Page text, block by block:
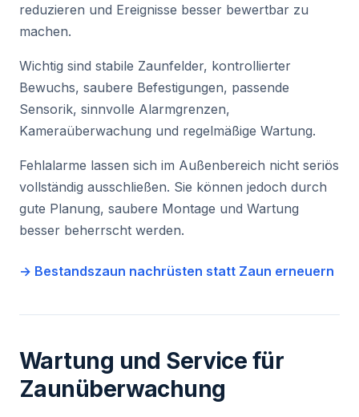
reduzieren und Ereignisse besser bewertbar zu
machen.
Wichtig sind stabile Zaunfelder, kontrollierter
Bewuchs, saubere Befestigungen, passende
Sensorik, sinnvolle Alarmgrenzen,
Kameraüberwachung und regelmäßige Wartung.
Fehlalarme lassen sich im Außenbereich nicht seriös
vollständig ausschließen. Sie können jedoch durch
gute Planung, saubere Montage und Wartung
besser beherrscht werden.
→ Bestandszaun nachrüsten statt Zaun erneuern
Wartung und Service für
Zaunüberwachung